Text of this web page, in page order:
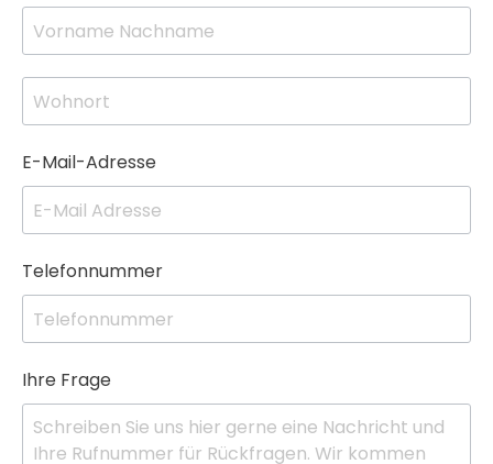
E-Mail-Adresse
Telefonnummer
Ihre Frage